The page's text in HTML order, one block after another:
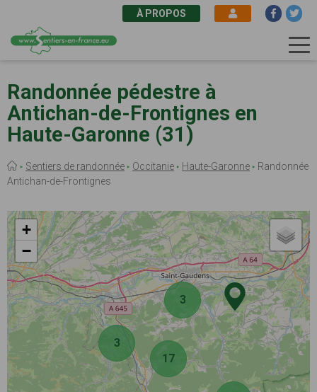
au
contenu
principal
À PROPOS
Randonnée pédestre à
Antichan-de-Frontignes en
Haute-Garonne (31)
Fil
d'Ariane
Sentiers de randonnée Occitanie Haute-Garonne
Randonnée
Antichan-de-Frontignes
3
3
17
+
−